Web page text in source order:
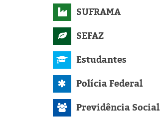
SUFRAMA
SEFAZ
Estudantes
Polícia Federal
Previdência Social